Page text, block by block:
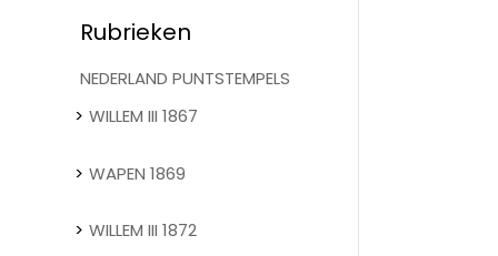
Rubrieken
NEDERLAND PUNTSTEMPELS
WILLEM III 1867
WAPEN 1869
WILLEM III 1872